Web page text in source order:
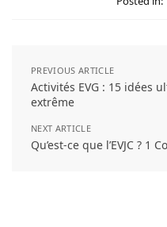
PREVIOUS ARTICLE
Activités EVG : 15 idées
extrême
NEXT ARTICLE
Qu’est‑ce que l’EVJC ? 1